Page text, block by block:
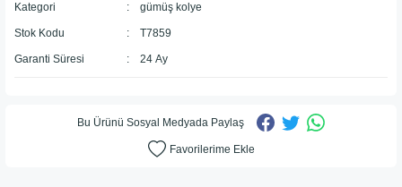
Kategori gümüş kolye
Stok Kodu T7859
Garanti Süresi 24 Ay
Bu Ürünü Sosyal Medyada Paylaş